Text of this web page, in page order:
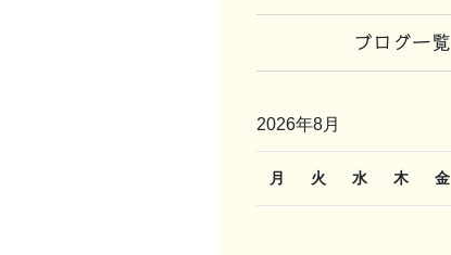
ブログ一覧
2026年8月
月 火 水 木 金